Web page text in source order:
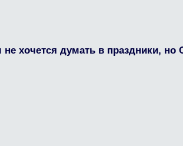
хочется думать в праздники,